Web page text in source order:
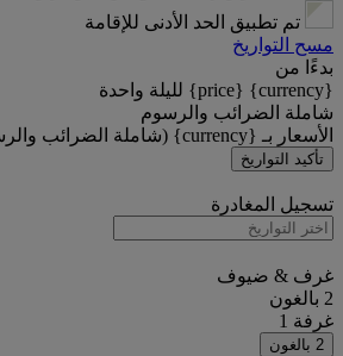
تم تطبيق الحد الأدنى للإقامة
مسح التواريخ
بدءًا من
{currency} {price} لليلة واحدة
شاملة الضرائب والرسوم
الأسعار بـ {currency} (شاملة الضرائب والرسوم)
تأكيد التواريخ
تسجيل المغادرة
غرف & ضيوف
2 بالغون
غرفة 1
2 بالغون